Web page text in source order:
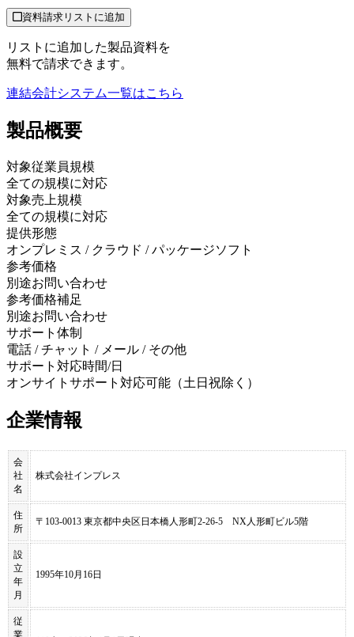
資料請求リストに追加
リストに追加した製品資料を
無料で請求できます。
連結会計システム一覧はこちら
製品概要
対象従業員規模
全ての規模に対応
対象売上規模
全ての規模に対応
提供形態
オンプレミス / クラウド / パッケージソフト
参考価格
別途お問い合わせ
参考価格補足
別途お問い合わせ
サポート体制
電話 / チャット / メール / その他
サポート対応時間/日
オンサイトサポート対応可能（土日祝除く）
企業情報
会
社
名
株式会社インプレス
住
所
〒103-0013 東京都中央区日本橋人形町2-26-5 NX人形町ビル5階
設
立
年
月
1995年10月16日
従
業